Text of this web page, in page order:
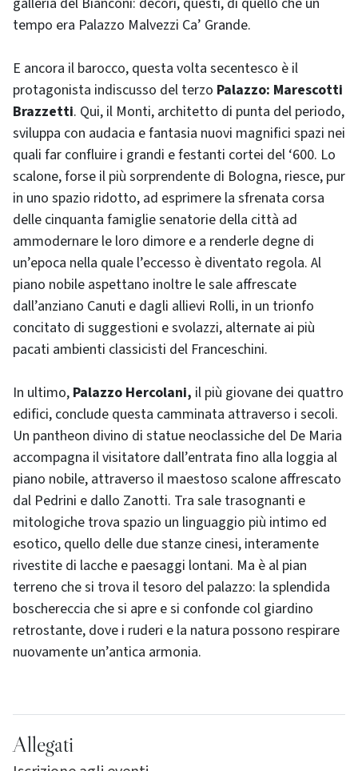
tempo era Palazzo Malvezzi Ca’ Grande.
E ancora il barocco, questa volta secentesco è il
protagonista indiscusso del terzo Palazzo: Marescotti
Brazzetti. Qui, il Monti, architetto di punta del periodo,
sviluppa con audacia e fantasia nuovi magnifici spazi nei
quali far confluire i grandi e festanti cortei del ‘600. Lo
scalone, forse il più sorprendente di Bologna, riesce, pur
in uno spazio ridotto, ad esprimere la sfrenata corsa
delle cinquanta famiglie senatorie della città ad
ammodernare le loro dimore e a renderle degne di
un’epoca nella quale l’eccesso è diventato regola. Al
piano nobile aspettano inoltre le sale affrescate
dall’anziano Canuti e dagli allievi Rolli, in un trionfo
concitato di suggestioni e svolazzi, alternate ai più
pacati ambienti classicisti del Franceschini.
In ultimo, Palazzo Hercolani, il più giovane dei quattro
edifici, conclude questa camminata attraverso i secoli.
Un pantheon divino di statue neoclassiche del De Maria
accompagna il visitatore dall’entrata fino alla loggia al
piano nobile, attraverso il maestoso scalone affrescato
dal Pedrini e dallo Zanotti. Tra sale trasognanti e
mitologiche trova spazio un linguaggio più intimo ed
esotico, quello delle due stanze cinesi, interamente
rivestite di lacche e paesaggi lontani. Ma è al pian
terreno che si trova il tesoro del palazzo: la splendida
boschereccia che si apre e si confonde col giardino
retrostante, dove i ruderi e la natura possono respirare
nuovamente un’antica armonia.
Allegati